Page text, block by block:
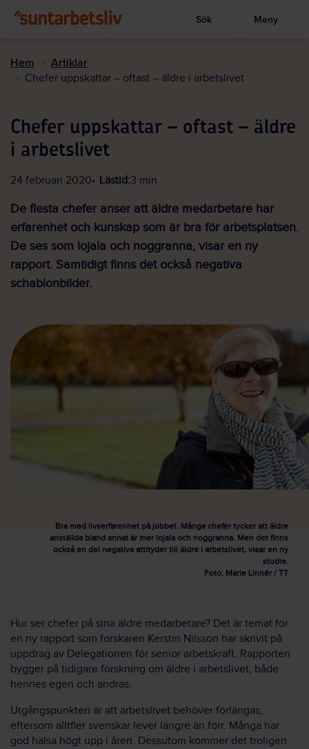
huvudinnehållet
Visa sökruta
Sök Meny
Hem Artiklar
Chefer uppskattar – oftast – äldre i arbetslivet
Chefer uppskattar – oftast – äldre
i arbetslivet
24 februari 2020 Lästid:3 min
De flesta chefer anser att äldre medarbetare har
erfarenhet och kunskap som är bra för arbetsplatsen.
De ses som lojala och noggranna, visar en ny
rapport. Samtidigt finns det också negativa
schablonbilder.
Bra med livserfarenhet på jobbet. Många chefer tycker att äldre
anställda bland annat är mer lojala och noggranna. Men det finns
också en del negativa attityder till äldre i arbetslivet, visar en ny
studie.
Foto: Marie Linnér / TT
Hur ser chefer på sina äldre medarbetare? Det är temat för
en ny rapport som forskaren Kerstin Nilsson har skrivit på
uppdrag av Delegationen för senior arbetskraft. Rapporten
bygger på tidigare forskning om äldre i arbetslivet, både
hennes egen och andras.
Utgångspunkten är att arbetslivet behöver förlängas,
eftersom alltfler svenskar lever längre än förr. Många har
god hälsa högt upp i åren. Dessutom kommer det troligen